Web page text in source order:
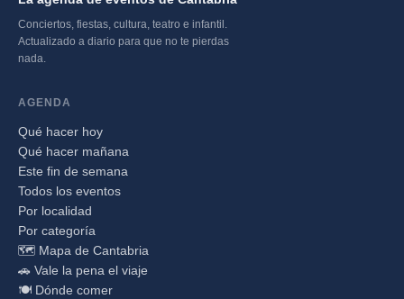
Conciertos, fiestas, cultura, teatro e infantil.
Actualizado a diario para que no te pierdas
nada.
AGENDA
Qué hacer hoy
Qué hacer mañana
Este fin de semana
Todos los eventos
Por localidad
Por categoría
🗺️ Mapa de Cantabria
🚗 Vale la pena el viaje
🍽️ Dónde comer